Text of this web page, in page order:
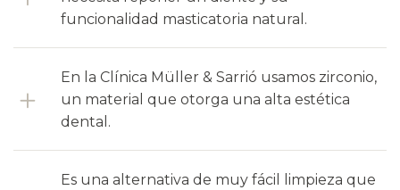
funcionalidad masticatoria natural.
En la Clínica Müller & Sarrió usamos zirconio,
un material que otorga una alta estética
dental.
Es una alternativa de muy fácil limpieza que